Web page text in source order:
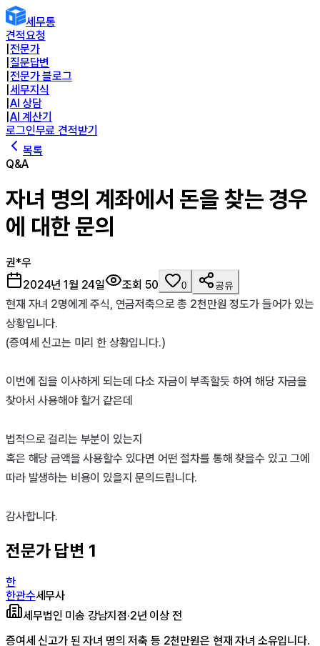
세무통
견적요청
전문가
질문답변
전문가 블로그
세무지식
AI 상담
AI 계산기
로그인무료 견적받기
목록
Q&A
자녀 명의 계좌에서 돈을 찾는 경우
에 대한 문의
권*우
2024년 1월 24일
조회 50 0 공유
현재 자녀 2명에게 주식, 연금저축으로 총 2천만원 정도가 들어가 있는
상황입니다.
(증여세 신고는 미리 한 상황입니다.)
이번에 집을 이사하게 되는데 다소 자금이 부족할듯 하여 해당 자금을
찾아서 사용해야 할거 같은데
법적으로 걸리는 부분이 있는지
혹은 해당 금액을 사용할수 있다면 어떤 절차를 통해 찾을수 있고 그에
따라 발생하는 비용이 있을지 문의드립니다.
감사합니다.
전문가 답변 1
한
한관수세무사
세무법인 미송 강남지점·2년 이상 전
증여세 신고가 된 자녀 명의 저축 등 2천만원은 현재 자녀 소유입니다.